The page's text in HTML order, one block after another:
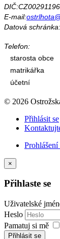
DIČ:CZ00291196
E-mail:
Datová
Telefon:
starosta obce
matrikářka
účetní
© 2026
Přihlásit se
×
Přihlaste se
Uživatelské
Heslo
Pamatuj si mě
Přihlásit se